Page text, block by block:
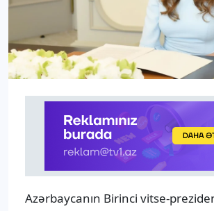
Azərbaycanın Birinci vitse-